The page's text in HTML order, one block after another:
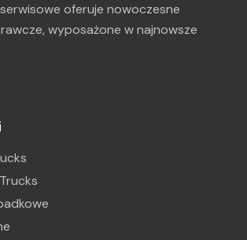
oferuje nowoczesne
wyposażone w najnowsze